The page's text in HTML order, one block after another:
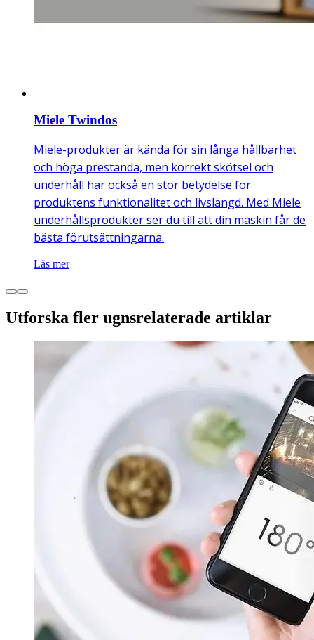
Miele Twindos
Miele-produkter är kända för sin långa hållbarhet
och höga prestanda, men korrekt skötsel och
underhåll har också en stor betydelse för
produktens funktionalitet och livslängd. Med Miele
underhållsprodukter ser du till att din maskin får de
bästa förutsättningarna.
Läs mer
Utforska fler ugnsrelaterade artiklar